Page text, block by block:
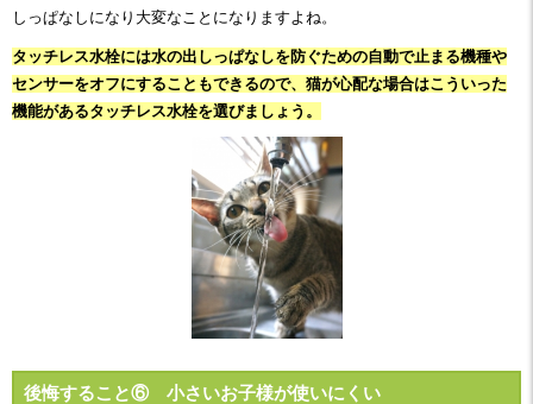
しっぱなしになり大変なことになりますよね。
タッチレス水栓には水の出しっぱなしを防ぐための自動で止まる機種や
センサーをオフにすることもできるので、猫が心配な場合はこういった
機能があるタッチレス水栓を選びましょう。
後悔すること⑥ 小さいお子様が使いにくい